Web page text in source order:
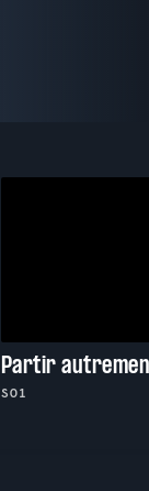
Partir
S01